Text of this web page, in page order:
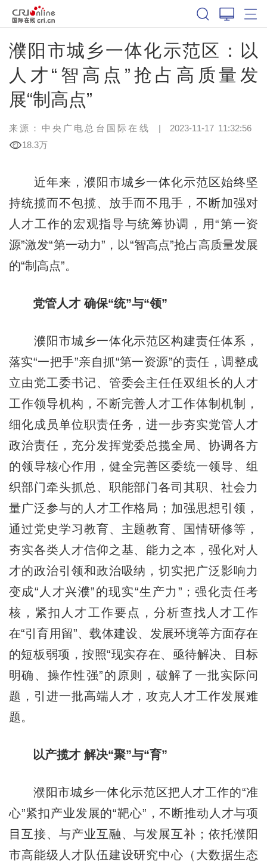
濮阳市城乡一体化示范区：以
人才“智高点”抢占高质量发
展“制高点”
来源：中央广电总台国际在线 | 2023-11-17 11:32:56
18.3万
近年来，濮阳市城乡一体化示范区始终坚
持统揽而不包揽、放手而不甩手，不断加强对
人才工作的宏观指导与统筹协调，用“第一资
源”激发“第一动力”，以“智高点”抢占高质量发展
的“制高点”。
党管人才 确保“统”与“领”
濮阳市城乡一体化示范区构建责任体系，
落实“一把手”亲自抓“第一资源”的责任，调整成
立由党工委书记、管委会主任任双组长的人才
工作领导机构，不断完善人才工作体制机制，
细化成员单位职责任务，进一步夯实党管人才
政治责任，充分发挥党委总揽全局、协调各方
的领导核心作用，健全完善区委统一领导、组
织部门牵头抓总、职能部门各司其职、社会力
量广泛参与的人才工作格局；加强思想引领，
通过党史学习教育、主题教育、国情研修等，
夯实各类人才信仰之基、能力之本，强化对人
才的政治引领和政治吸纳，切实把广泛影响力
变成“人才兴濮”的现实“生产力”；强化责任考
核，紧扣人才工作要点，分析查找人才工作
在“引育用留”、载体建设、发展环境等方面存在
的短板弱项，按照“现实存在、亟待解决、目标
明确、操作性强”的原则，破解了一批实际问
题，引进一批高端人才，攻克人才工作发展难
题。
以产揽才 解决“聚”与“育”
濮阳市城乡一体化示范区把人才工作的“准
心”紧扣产业发展的“靶心”，不断推动人才与项
目互接、与产业互融、与发展互补；依托濮阳
市高能级人才队伍建设研究中心（大数据生态